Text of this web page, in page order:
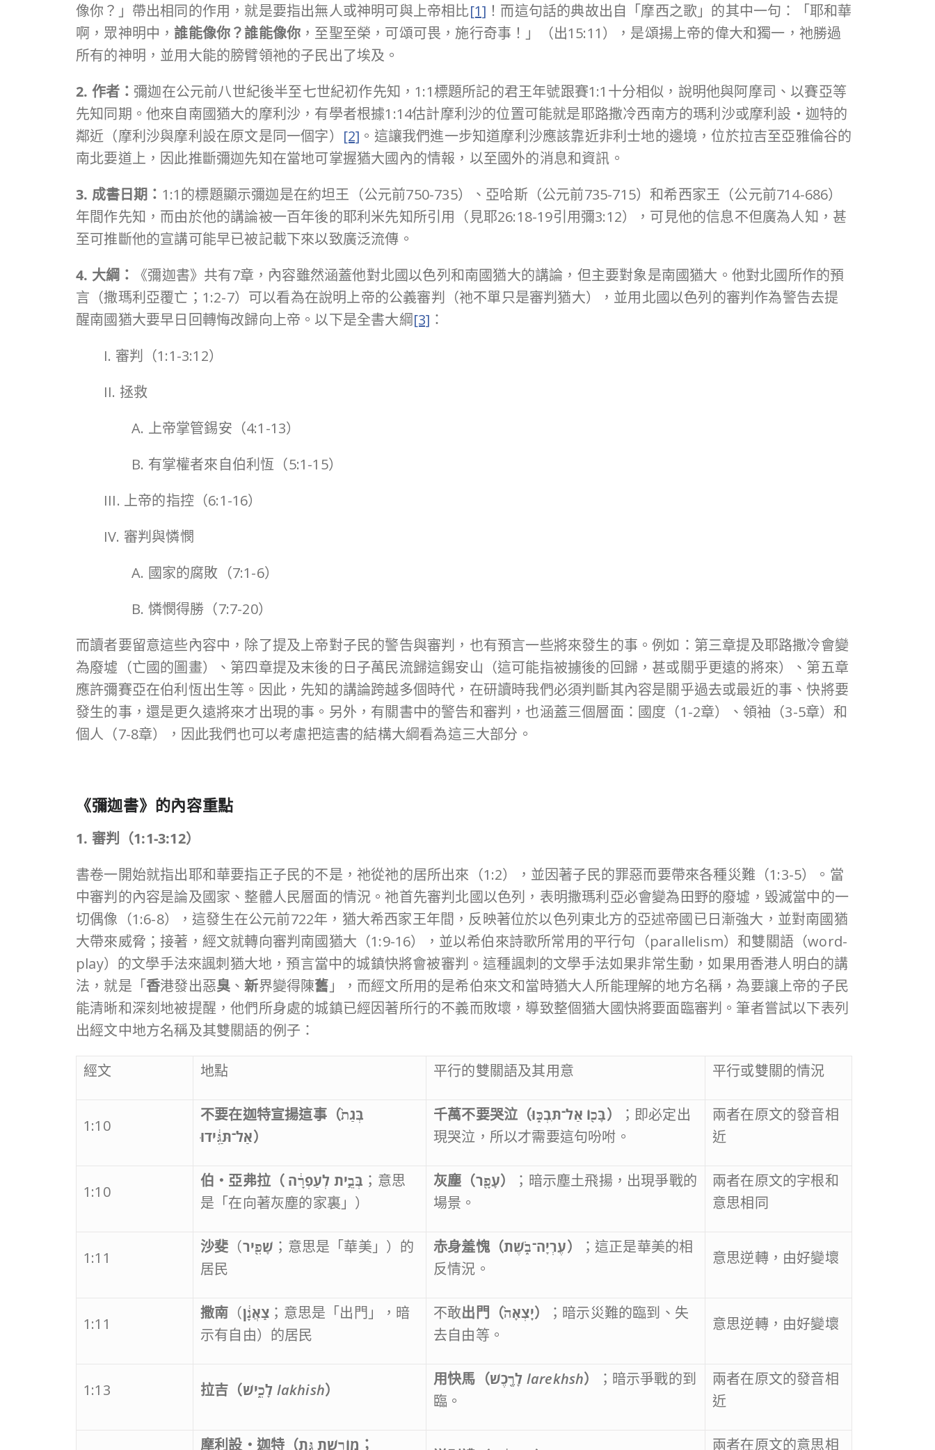
像你？」帶出相同的作用，就是要指出無人或神明可與上帝相比[1] ！而這句話的典故出自「摩西之歌」的其中一句：「耶和華
啊，眾神明中，誰能像你？誰能像你 ，至聖至榮，可頌可畏，施行奇事！」（出15:11），是頌揚上帝的偉大和獨一，祂勝過
所有的神明，並用大能的膀臂領祂的子民出了埃及。
2. 作者： 彌迦在公元前八世紀後半至七世紀初作先知，1:1標題所記的君王年號跟賽1:1十分相似，說明他與阿摩司、以賽亞等
先知同期。他來自南國猶大的摩利沙，有學者根據1:14估計摩利沙的位置可能就是耶路撒冷西南方的瑪利沙或摩利設‧迦特的
鄰近（摩利沙與摩利設在原文是同一個字） [2] 。這讓我們進一步知道摩利沙應該靠近非利士地的邊境，位於拉吉至亞雅倫谷的
南北要道上，因此推斷彌迦先知在當地可掌握猶大國內的情報，以至國外的消息和資訊。
3. 成書日期： 1:1的標題顯示彌迦是在約坦王（公元前750-735）、亞哈斯（公元前735-715）和希西家王（公元前714-686）
年間作先知，而由於他的講論被一百年後的耶利米先知所引用（見耶26:18-19引用彌3:12），可見他的信息不但廣為人知，甚
至可推斷他的宣講可能早已被記載下來以致廣泛流傳。
4. 大綱：
《彌迦書》共有7章，內容雖然涵蓋他對北國以色列和南國猶大的講論，但主要對象是南國猶大。他對北國所作的預
言（撒瑪利亞覆亡；1:2-7）可以看為在說明上帝的公義審判（祂不單只是審判猶大），並用北國以色列的審判作為警告去提
醒南國猶大要早日回轉悔改歸向上帝。以下是全書大綱[3] ：
I. 審判（1:1-3:12）
II. 拯救
A. 上帝掌管錫安（4:1-13）
B. 有掌權者來自伯利恆（5:1-15）
III. 上帝的指控（6:1-16）
IV. 審判與憐憫
A. 國家的腐敗（7:1-6）
B. 憐憫得勝（7:7-20）
而讀者要留意這些內容中，除了提及上帝對子民的警告與審判，也有預言一些將來發生的事。例如：第三章提及耶路撒冷會變
為廢墟（亡國的圖畫）、第四章提及末後的日子萬民流歸這錫安山（這可能指被擄後的回歸，甚或關乎更遠的將來）、第五章
應許彌賽亞在伯利恆出生等。因此，先知的講論跨越多個時代，在研讀時我們必須判斷其內容是關乎過去或最近的事、快將要
發生的事，還是更久遠將來才出現的事。另外，有關書中的警告和審判，也涵蓋三個層面：國度（1-2章）、領袖（3-5章）和
個人（7-8章），因此我們也可以考慮把這書的結構大綱看為這三大部分。
《彌迦書》的內容重點
1. 審判（1:1-3:12）
書卷一開始就指出耶和華要指正子民的不是，祂從祂的居所出來（1:2），並因著子民的罪惡而要帶來各種災難（1:3-5）。當
中審判的內容是論及國家、整體人民層面的情況。祂首先審判北國以色列，表明撒瑪利亞必會變為田野的廢墟，毀滅當中的一
切偶像（1:6-8），這發生在公元前722年，猶大希西家王年間，反映著位於以色列東北方的亞述帝國已日漸強大，並對南國猶
大帶來威脅；接著，經文就轉向審判南國猶大（1:9-16），並以希伯來詩歌所常用的平行句（parallelism）和雙關語（word-
play）的文學手法來諷刺猶大地，預言當中的城鎮快將會被審判。這種諷刺的文學手法如果非常生動，如果用香港人明白的講
法，就是「香港發出惡臭 、新界變得陳舊 」，而經文所用的是希伯來文和當時猶大人所能理解的地方名稱，為要讓上帝的子民
能清晰和深刻地被提醒，他們所身處的城鎮已經因著所行的不義而敗壞，導致整個猶大國快將要面臨審判。筆者嘗試以下表列
出經文中地方名稱及其雙關語的例子：
經文 地點 平行的雙關語及其用意 平行或雙關的情況
1:10
不要在迦特宣揚這事（בְּגַת֙
אַל־תַּגִּ֔ידוּ）
千萬不要哭泣（בָּכ֖וֹ אַל־תִּבְכּ֑וּ）
；即必定出
現哭泣，所以才需要這句吩咐。
兩者在原文的發音相
近
1:10
伯‧亞弗拉（ בְּבֵ֣ית לְעַפְרָ֔ה ；意思
是「在向著灰塵的家裏」）
灰塵（עָפָ֖ר）
；暗示塵土飛揚，出現爭戰的
場景。
兩者在原文的字根和
意思相同
1:11
沙斐 （שָׁפִ֖יר ；意思是「華美」）的
居民
赤身羞愧（עֶרְיָה־בֹ֑שֶׁת）
；這正是華美的相
反情況。
意思逆轉，由好變壞
1:11
撒南 （צַֽאֲנָ֔ן ；意思是「出門」，暗
示有自由）的居民
不敢出門（יָֽצְאָה֙）
；暗示災難的臨到、失
去自由等。
意思逆轉，由好變壞
1:13 拉吉（לָכִ֑ישׁ lakhish）
用快馬（לָרֶ֖כֶשׁ larekhsh）
；暗示爭戰的到
臨。
兩者在原文的發音相
近
摩利設‧迦特（מוֹרֶ֣שֶׁת גַּ֑ת ； 兩者在原文的意思相